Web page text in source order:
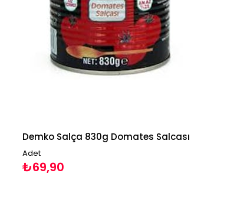
Demko Salça 830g Domates Salcası
Adet
₺69,90